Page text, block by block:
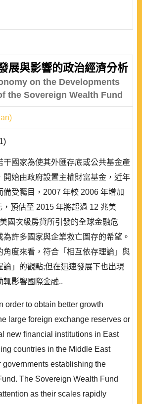
展與影響的政治經濟分析
on the Developments
the Sovereign Wealth Fund
干國家為使其外匯存底或公共基金產
開始由政府設置主權財富基金，近年
備受矚目，2007 年較 2006 年增加
預估至 2015 年將超過 12 兆美
國次級房貸所引發的全球金融危
許多國家與企業救亡圖存的希望。
角度來看，符合「相互依存理論」與
論」的觀點;但在迅速發展下也出現
輒影響國際金融..
order to obtain better growth
large foreign exchange reserves or
new financial institutions in East
countries in the Middle East
governments establishing the
The Sovereign Wealth Fund
as their scales rapidly